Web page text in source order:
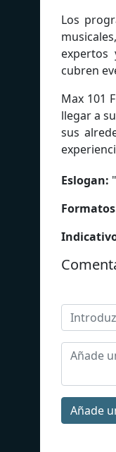
Los
expertos
cubren
Max 101
llegar a
sus
Eslogan: "
Añade